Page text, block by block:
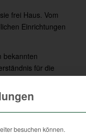
frei Haus. Vom
Einrichtungen
bekannten
für die
über 20.300
Spaß muss
besuchen können.